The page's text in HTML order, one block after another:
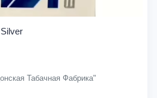
Табачная Фабрика"